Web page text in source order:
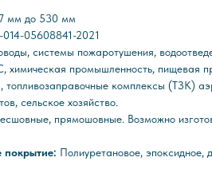
мм до 530 мм
014-05608841-2021
системы пожаротушения,
промышленность, пищевая
топливозаправочные комплексы (ТЗК)
сельское хозяйство.
прямошовные. Возможно
покрытие: Полиуретановое, эпоксидное,